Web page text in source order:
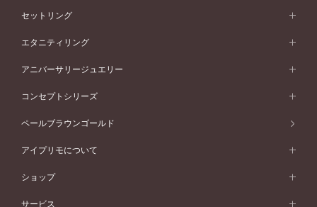
婚約指輪一覧
ピンクゴールド
ペールブラウンゴールド
ウェーブライン
V字ライン
ワンサイドメレ
ダブルサイドメレ
シンプル
フェミニン
モード
50万円台～
40万円台～
30万円台～
婚約指輪 人気ランキング
結婚指輪 (マリッジリング)
結婚指輪一覧
ピンクゴールド
ペールブラウンゴールド
ウェーブライン
V字ライン
ワンメレ
セベラルメレ
シンプル
フェミニン
モード
50万円～
40万円～50万円
セットリング
セットリング
セットリング一覧
ピンクゴールド
ペールブラウンゴールド
エタニティリング
エタニティリング
エタニティリング一覧
ピンクゴールド
ペールブラウンゴールド
アニバーサリージュエリー
アニバーサリージュエリー
アニバーサリージュエリー一覧
ファッションリング
ブレスレット
コンセプトシリーズ
コンセプトシリーズ
オリジンビリーフ
ペールブラウンゴールド
アイプリモについて
アイプリモについて
パーソナルハンド診断
ショップ
店舗一覧
サービス